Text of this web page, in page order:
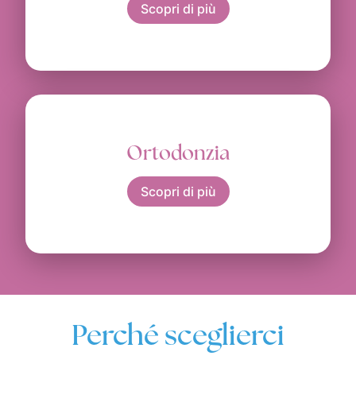
Scopri di più
Ortodonzia
Scopri di più
Perché sceglierci